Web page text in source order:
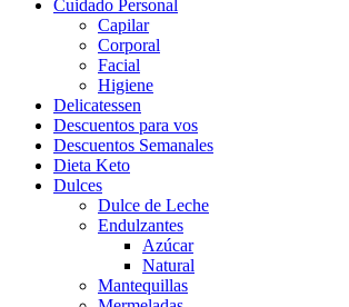
Cuidado Personal
Capilar
Corporal
Facial
Higiene
Delicatessen
Descuentos para vos
Descuentos Semanales
Dieta Keto
Dulces
Dulce de Leche
Endulzantes
Azúcar
Natural
Mantequillas